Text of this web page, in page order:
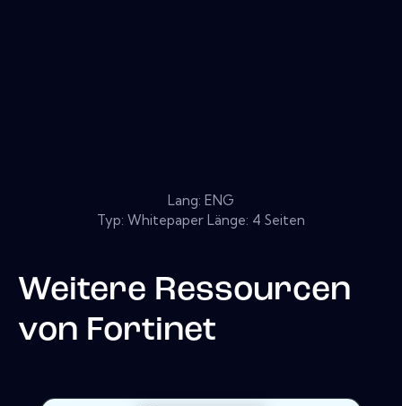
Lang: ENG
Typ: Whitepaper Länge: 4 Seiten
Weitere Ressourcen
von Fortinet